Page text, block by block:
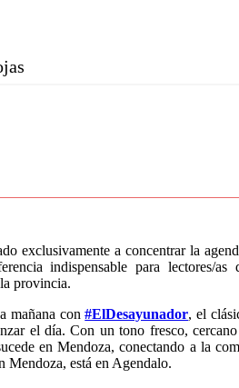
exclusivamente a concentrar la
indispensable para lectores/
provincia.
mañana con#ElDesayunador, el
el día. Con un tono fresco,
en Mendoza, conectando a la
Mendoza, está en Agendalo.